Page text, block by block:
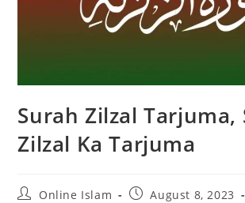
Surah Zilzal Tarjuma,
Zilzal Ka Tarjuma
PostOnline Islam
PostAugust 8, 2023